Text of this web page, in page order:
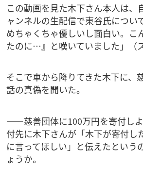
この動画を見た木下さん本人は、
ャンネルの生配信で東谷氏につい
めちゃくちゃ優しいし面白い。こ
たのに…』と嘆いていました」（
そこで車から降りてきた木下に、
話の真偽を聞いた。
――慈善団体に100万円を寄付し
付先に木下さんが「木下が寄付し
に言ってほしい」と伝えたという
ょうか。